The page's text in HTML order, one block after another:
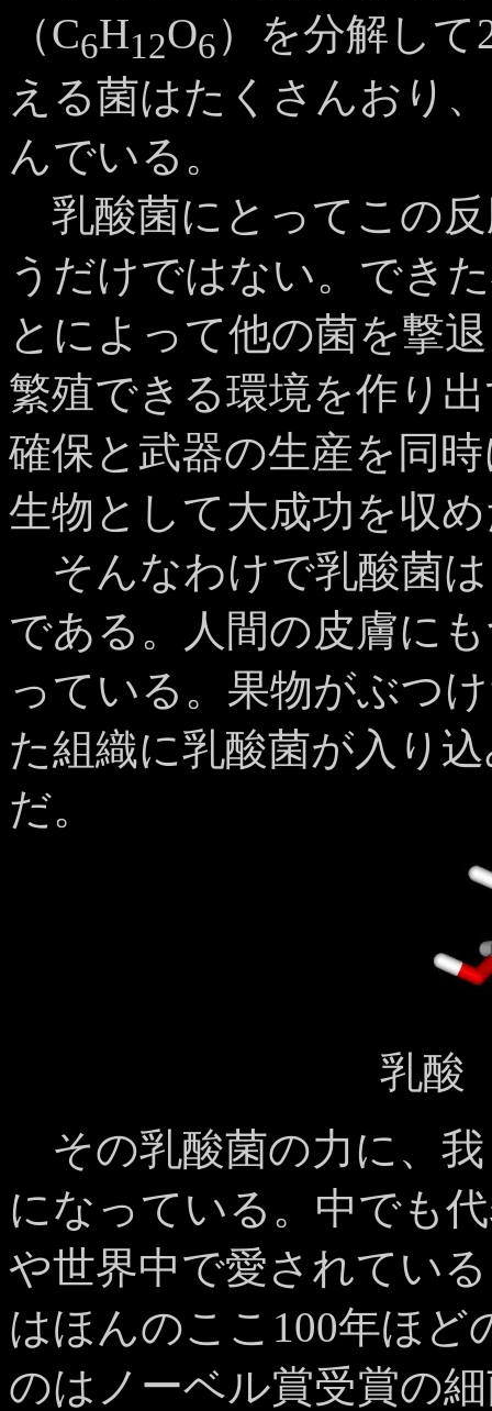
（C6H12O6）を分解して
える菌はたくさんおり
んでいる。
乳酸菌にとってこの
うだけではない。でき
とによって他の菌を撃
繁殖できる環境を作り
確保と武器の生産を同
生物として大成功を収
そんなわけで乳酸菌
である。人間の皮膚に
っている。果物がぶつ
た組織に乳酸菌が入り
だ。
乳酸
その乳酸菌の力に、
になっている。中でも
や世界中で愛されてい
はほんのここ100年ほ
のはノーベル賞受賞の